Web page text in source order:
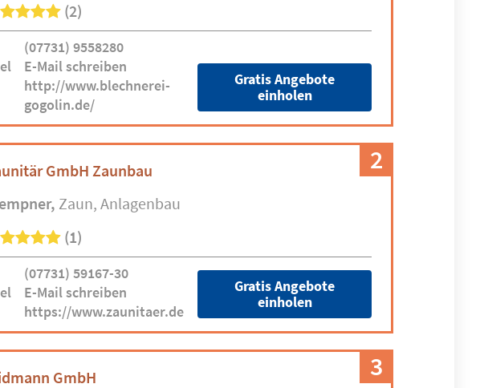
(2)
(07731) 9558280
E-Mail schreiben
http://www.blechnerei-
gogolin.de/
Gratis Angebote
einholen
2
GmbH Zaunbau
Zaun Anlagenbau
(1)
(07731) 59167-30
E-Mail schreiben
https://www.zaunitaer.de
Gratis Angebote
einholen
3
GmbH